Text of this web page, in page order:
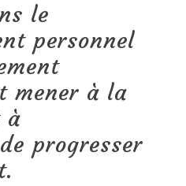
le
personnel
mener à la
à
progresser